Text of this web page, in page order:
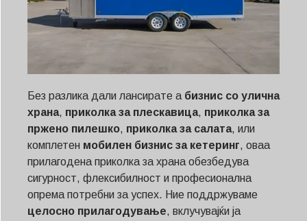
Без разлика дали лансирате а бизнис со улична
храна, приколка за плескавица, приколка за
пржено пилешко, приколка за салата, или
комплетен мобилен бизнис за кетеринг, оваа
прилагодена приколка за храна обезбедува
сигурност, флексибилност и професионална
опрема потребни за успех. Ние поддржуваме
целосно прилагодување, вклучувајќи ја